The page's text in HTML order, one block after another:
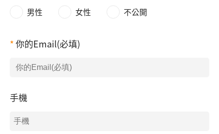
男性 女性 不公開
你的Email(必填)
手機